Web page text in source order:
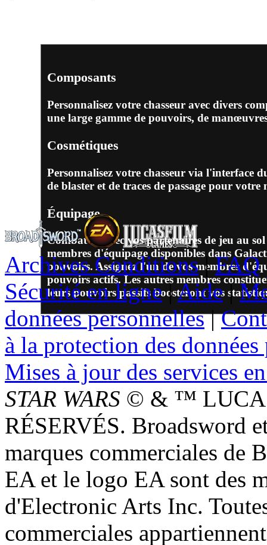
Composants
Personnalisez votre chasseur avec divers
une large gamme de pouvoirs, de
Cosmétiques
Personnalisez votre chasseur via l'interface
de blaster et de traces de passage pour
Équipage
Combattez avec vos partenaires de jeu au
membres d'équipage disponibles dans
pouvoirs. Assignez l'un de vos membres
pouvoirs actifs. Les autres membres
leurs pouvoirs passifs boosteront vos
Archives Conditions | FAQ
Sécurité en ligne |Aide |
données personnelles |
à la protection des
Mises à jour des services
STAR WARS © & ™
RÉSERVÉS. Broadsword
marques commerciales de
EA et le logo EA sont des
d'Electronic Arts Inc.
commerciales